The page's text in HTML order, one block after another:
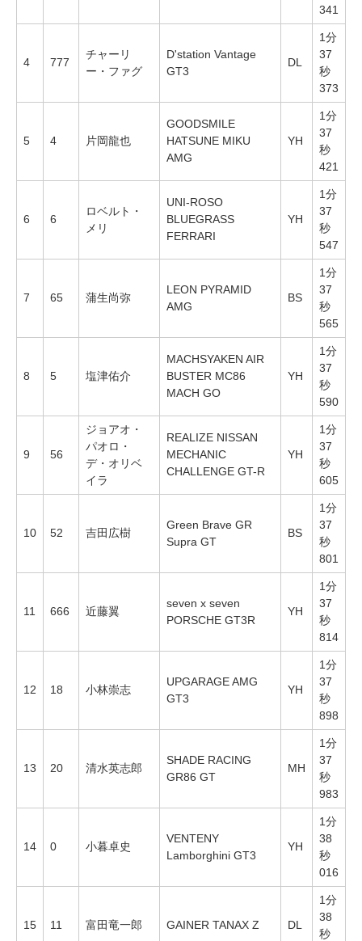
341
4 777
チャーリ
ー・ファグ
D'station Vantage
GT3
DL
1分
37
秒
373
5 4 片岡龍也
GOODSMILE
HATSUNE MIKU
AMG
YH
1分
37
秒
421
6 6
ロベルト・
メリ
UNI-ROSO
BLUEGRASS
FERRARI
YH
1分
37
秒
547
7 65 蒲生尚弥
LEON PYRAMID
AMG
BS
1分
37
秒
565
8 5 塩津佑介
MACHSYAKEN AIR
BUSTER MC86
MACH GO
YH
1分
37
秒
590
9 56
ジョアオ・
パオロ・
デ・オリベ
イラ
REALIZE NISSAN
MECHANIC
CHALLENGE GT-R
YH
1分
37
秒
605
10 52 吉田広樹
Green Brave GR
Supra GT
BS
1分
37
秒
801
11 666 近藤翼
seven x seven
PORSCHE GT3R
YH
1分
37
秒
814
12 18 小林崇志
UPGARAGE AMG
GT3
YH
1分
37
秒
898
13 20 清水英志郎
SHADE RACING
GR86 GT
MH
1分
37
秒
983
14 0 小暮卓史
VENTENY
Lamborghini GT3
YH
1分
38
秒
016
15 11 富田竜一郎 GAINER TANAX Z DL
1分
38
秒